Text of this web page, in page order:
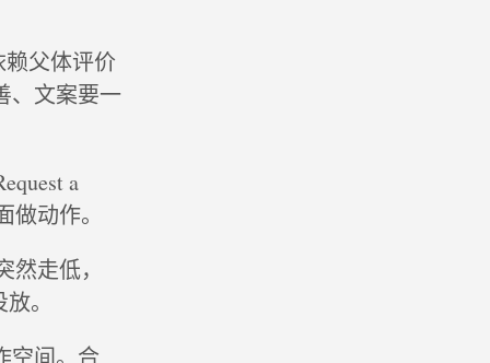
父体评价
、文案要一
a
动作。
走低，
。
空间。合